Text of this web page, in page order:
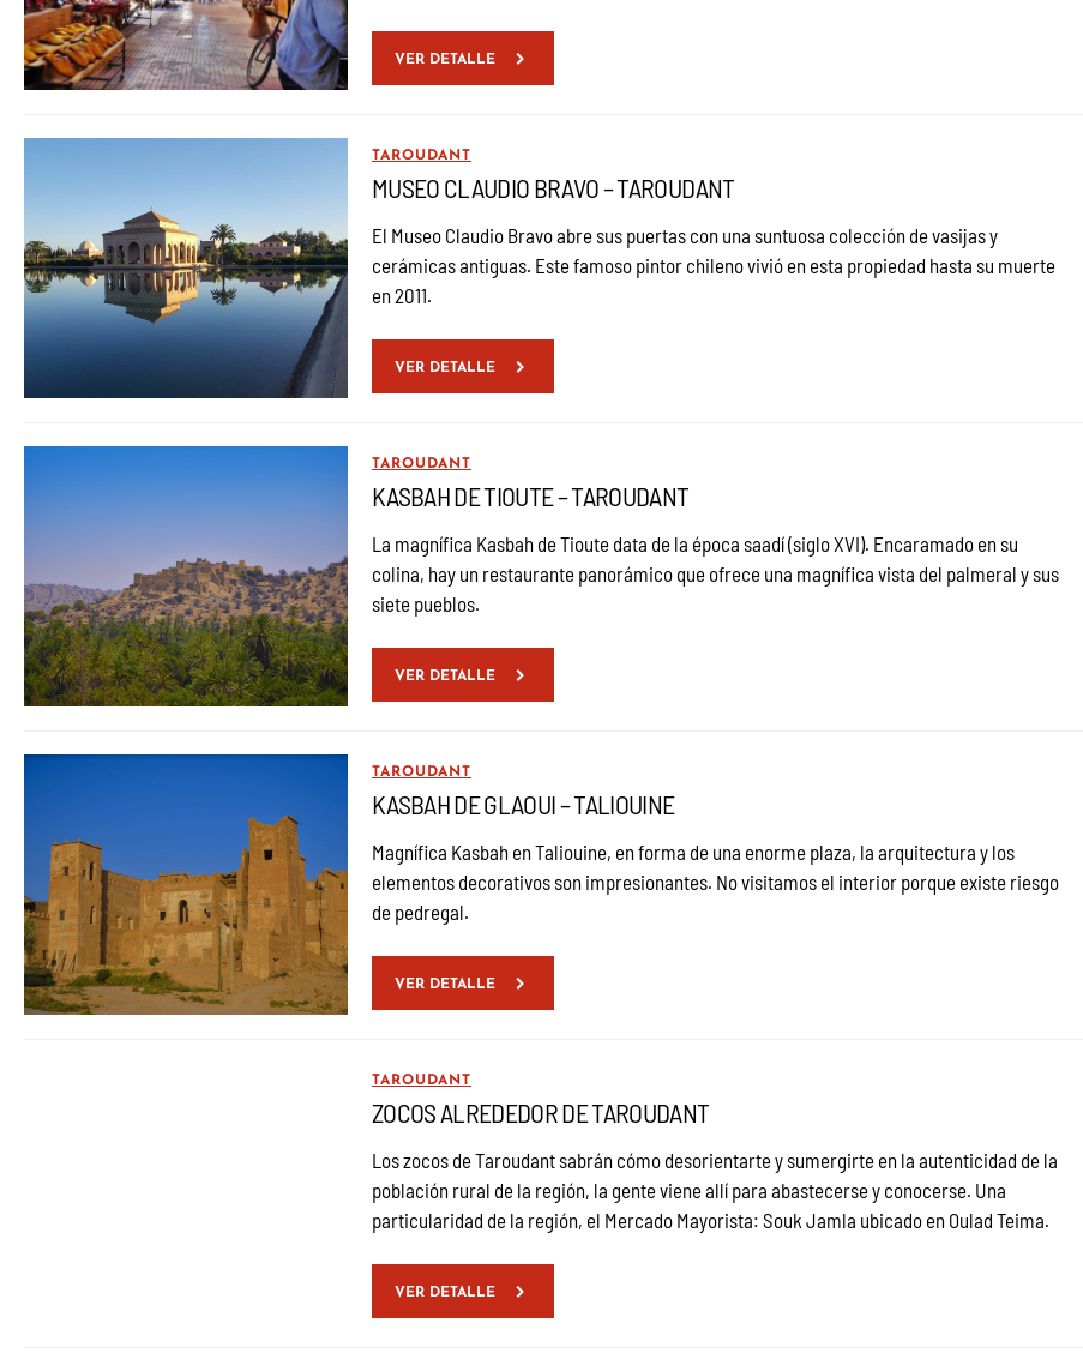
VER DETALLE
TAROUDANT
MUSEO CLAUDIO BRAVO – TAROUDANT
El Museo Claudio Bravo abre sus puertas con una suntuosa colección de vasijas y
cerámicas antiguas. Este famoso pintor chileno vivió en esta propiedad hasta su muerte
en 2011.
VER DETALLE
TAROUDANT
KASBAH DE TIOUTE – TAROUDANT
La magnífica Kasbah de Tioute data de la época saadí (siglo XVI). Encaramado en su
colina, hay un restaurante panorámico que ofrece una magnífica vista del palmeral y sus
siete pueblos.
VER DETALLE
TAROUDANT
KASBAH DE GLAOUI – TALIOUINE
Magnífica Kasbah en Taliouine, en forma de una enorme plaza, la arquitectura y los
elementos decorativos son impresionantes. No visitamos el interior porque existe riesgo
de pedregal.
VER DETALLE
TAROUDANT
ZOCOS ALREDEDOR DE TAROUDANT
Los zocos de Taroudant sabrán cómo desorientarte y sumergirte en la autenticidad de la
población rural de la región, la gente viene allí para abastecerse y conocerse. Una
particularidad de la región, el Mercado Mayorista: Souk Jamla ubicado en Oulad Teima.
VER DETALLE